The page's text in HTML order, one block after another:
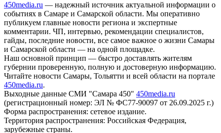
450media.ru — надежный источник актуальной информации о
событиях в Самаре и Самарской области. Мы оперативно
публикуем главные новости региона и экспертные
комментарии. ЧП, интервью, рекомендации специалистов,
гайды, последние новости, все самое важное о жизни Самары
и Самарской области — на одной площадке.
Наш основной принцип — быстро доставлять жителям
губернии проверенную, полную и достоверную информацию.
Читайте новости Самары, Тольятти и всей области на портале
450media.ru.
Выходные данные СМИ "Самара 450" 450media.ru
(регистрационный номер: ЭЛ № ФС77-90097 от 26.09.2025 г.)
Форма распространения: сетевое издание.
Территория распространения: Российская Федерация,
зарубежные страны.